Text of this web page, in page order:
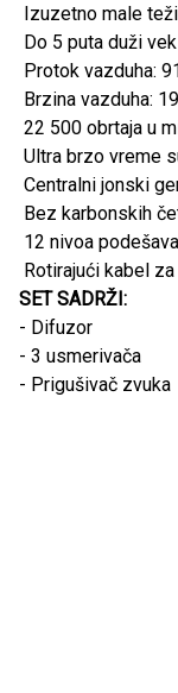
Izuzetno male
Do 5 puta duži
Protok vazduha:
Brzina vazduha:
22 500 obrtaja u
Ultra brzo vreme
Centralni jonski
Bez karbonskih
12 nivoa
Rotirajući kabel
SET SADRŽI:
- Difuzor
- 3 usmerivača
- Prigušivač zvuka